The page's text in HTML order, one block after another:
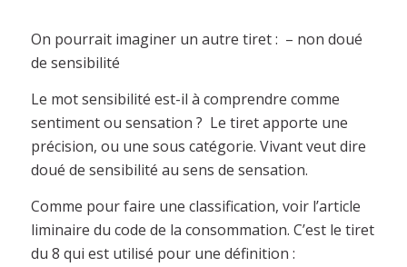
On pourrait imaginer un autre tiret : – non doué
de sensibilité
Le mot sensibilité est-il à comprendre comme
sentiment ou sensation ? Le tiret apporte une
précision, ou une sous catégorie. Vivant veut dire
doué de sensibilité au sens de sensation.
Comme pour faire une classification, voir l’article
liminaire du code de la consommation. C’est le tiret
du 8 qui est utilisé pour une définition :